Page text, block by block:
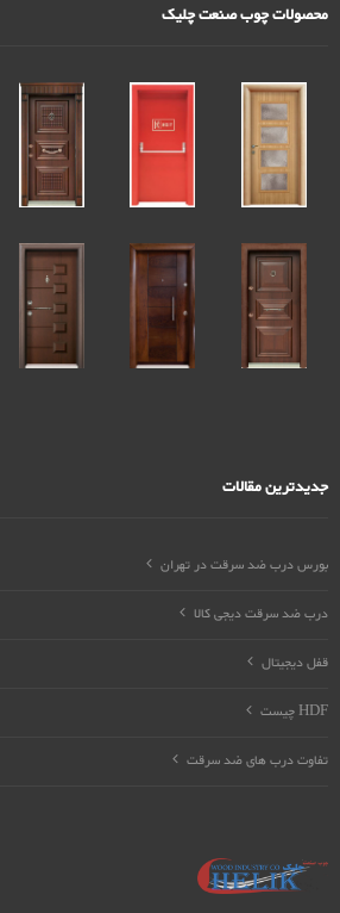
محصولات چوب صنعت چلیک
جدیدترین مقالات
بورس درب ضد سرقت در تهران
درب ضد سرقت دیجی کالا
قفل دیجیتال
HDF چیست
تفاوت درب های ضد سرقت